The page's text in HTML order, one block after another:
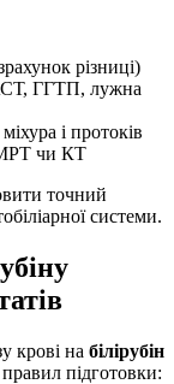
різниці)
ГГТП, лужна
і протоків
МРТ чи КТ
точний
системи.
крові на білірубін
підготовки: